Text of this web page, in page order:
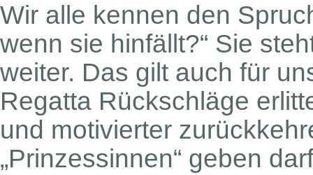
Wir alle kennen den
wenn sie hinfällt?“ Sie
weiter. Das gilt auch für
Regatta Rückschläge
und motivierter
„Prinzessinnen“ geben